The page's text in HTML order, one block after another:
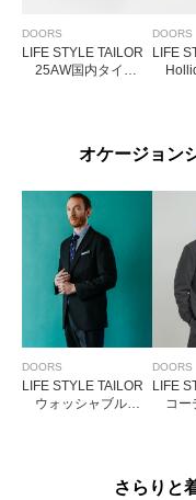
DOORS
LIFE STYLE TAILOR
25AW国内タイク
DOORS
LIFE
オケージョン
DOORS
LIFE STYLE TAILOR
ウォッシャブルス
DOORS
LIFE
コー
さらりと